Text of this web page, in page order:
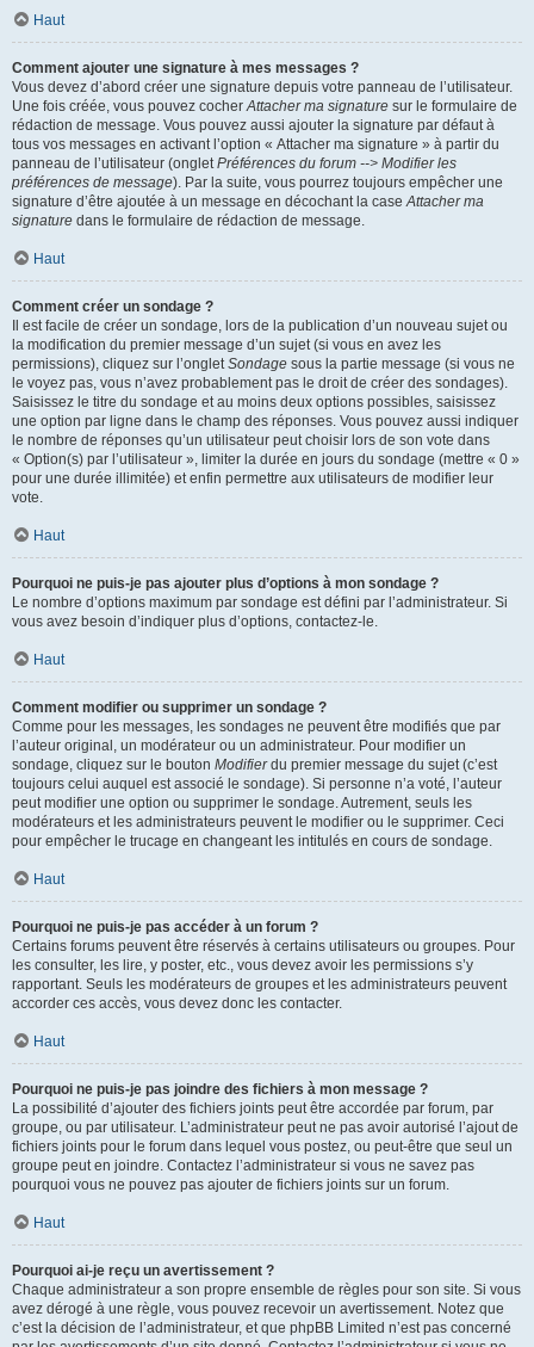
Haut
Comment ajouter une signature à mes messages ?
Vous devez d’abord créer une signature depuis votre panneau de l’utilisateur.
Une fois créée, vous pouvez cocherAttacher ma signature sur le formulaire de
rédaction de message. Vous pouvez aussi ajouter la signature par défaut à
tous vos messages en activant l’option « Attacher ma signature » à partir du
panneau de l’utilisateur (ongletPréférences du forum --> Modifier les
préférences de message). Par la suite, vous pourrez toujours empêcher une
signature d’être ajoutée à un message en décochant la caseAttacher ma
signature dans le formulaire de rédaction de message.
Haut
Comment créer un sondage ?
Il est facile de créer un sondage, lors de la publication d’un nouveau sujet ou
la modification du premier message d’un sujet (si vous en avez les
permissions), cliquez sur l’ongletSondage sous la partie message (si vous ne
le voyez pas, vous n’avez probablement pas le droit de créer des sondages).
Saisissez le titre du sondage et au moins deux options possibles, saisissez
une option par ligne dans le champ des réponses. Vous pouvez aussi indiquer
le nombre de réponses qu’un utilisateur peut choisir lors de son vote dans
« Option(s) par l’utilisateur », limiter la durée en jours du sondage (mettre « 0 »
pour une durée illimitée) et enfin permettre aux utilisateurs de modifier leur
vote.
Haut
Pourquoi ne puis-je pas ajouter plus d’options à mon sondage ?
Le nombre d’options maximum par sondage est défini par l’administrateur. Si
vous avez besoin d’indiquer plus d’options, contactez-le.
Haut
Comment modifier ou supprimer un sondage ?
Comme pour les messages, les sondages ne peuvent être modifiés que par
l’auteur original, un modérateur ou un administrateur. Pour modifier un
sondage, cliquez sur le bouton Modifierdu premier message du sujet (c’est
toujours celui auquel est associé le sondage). Si personne n’a voté, l’auteur
peut modifier une option ou supprimer le sondage. Autrement, seuls les
modérateurs et les administrateurs peuvent le modifier ou le supprimer. Ceci
pour empêcher le trucage en changeant les intitulés en cours de sondage.
Haut
Pourquoi ne puis-je pas accéder à un forum ?
Certains forums peuvent être réservés à certains utilisateurs ou groupes. Pour
les consulter, les lire, y poster, etc., vous devez avoir les permissions s’y
rapportant. Seuls les modérateurs de groupes et les administrateurs peuvent
accorder ces accès, vous devez donc les contacter.
Haut
Pourquoi ne puis-je pas joindre des fichiers à mon message ?
La possibilité d’ajouter des fichiers joints peut être accordée par forum, par
groupe, ou par utilisateur. L’administrateur peut ne pas avoir autorisé l’ajout de
fichiers joints pour le forum dans lequel vous postez, ou peut-être que seul un
groupe peut en joindre. Contactez l’administrateur si vous ne savez pas
pourquoi vous ne pouvez pas ajouter de fichiers joints sur un forum.
Haut
Pourquoi ai-je reçu un avertissement ?
Chaque administrateur a son propre ensemble de règles pour son site. Si vous
avez dérogé à une règle, vous pouvez recevoir un avertissement. Notez que
c’est la décision de l’administrateur, et que phpBB Limited n’est pas concerné